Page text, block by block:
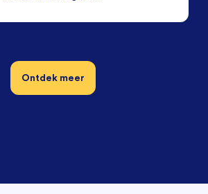
Ontdek meer